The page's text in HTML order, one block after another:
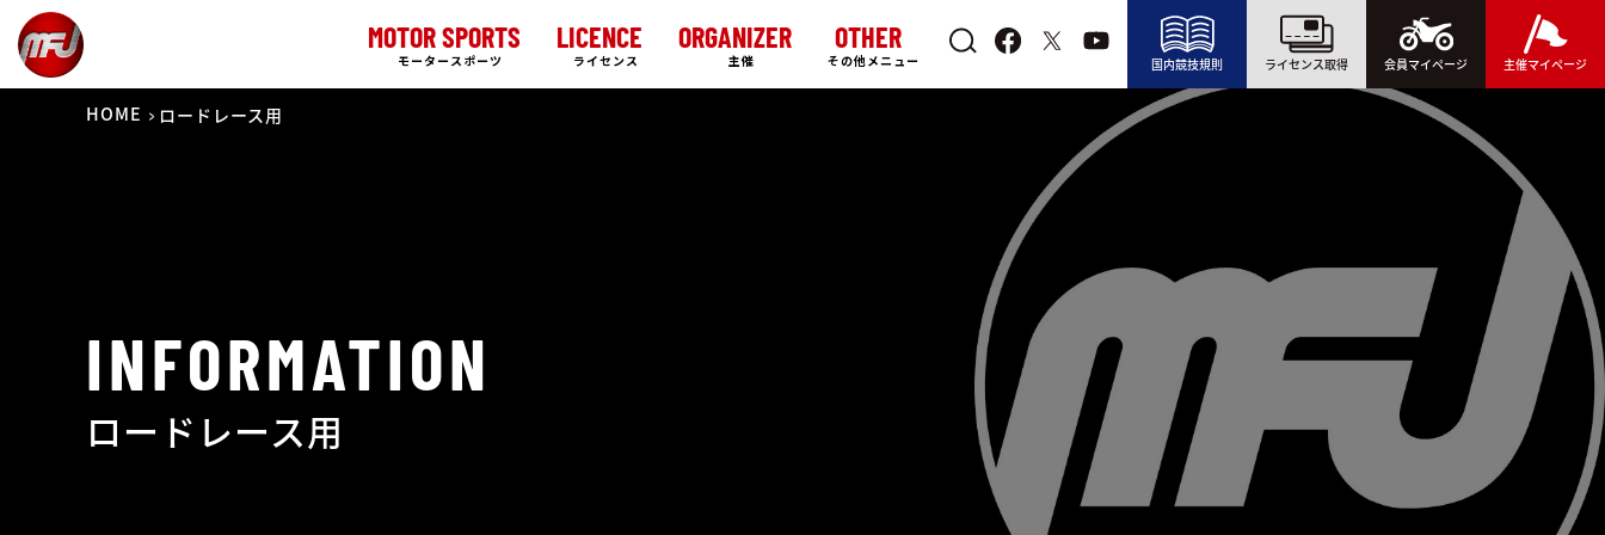
MOTOR SPORTS
モータースポーツ
LICENCE
ライセンス
ORGANIZER
主催
OTHER
その他メニュー 国内競技規則 ライセンス取得 会員マイページ 主催マイページ
HOME ロードレース用
INFORMATION
ロードレース用